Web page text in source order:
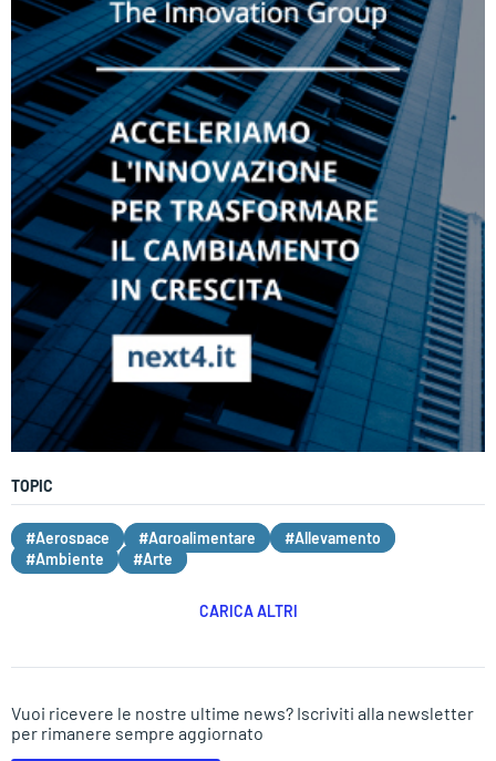
TOPIC
#Aerospace #Agroalimentare
#Allevamento
#Ambiente
#Arte
CARICA ALTRI
Vuoi ricevere le nostre ultime news? Iscriviti alla newsletter
per rimanere sempre aggiornato